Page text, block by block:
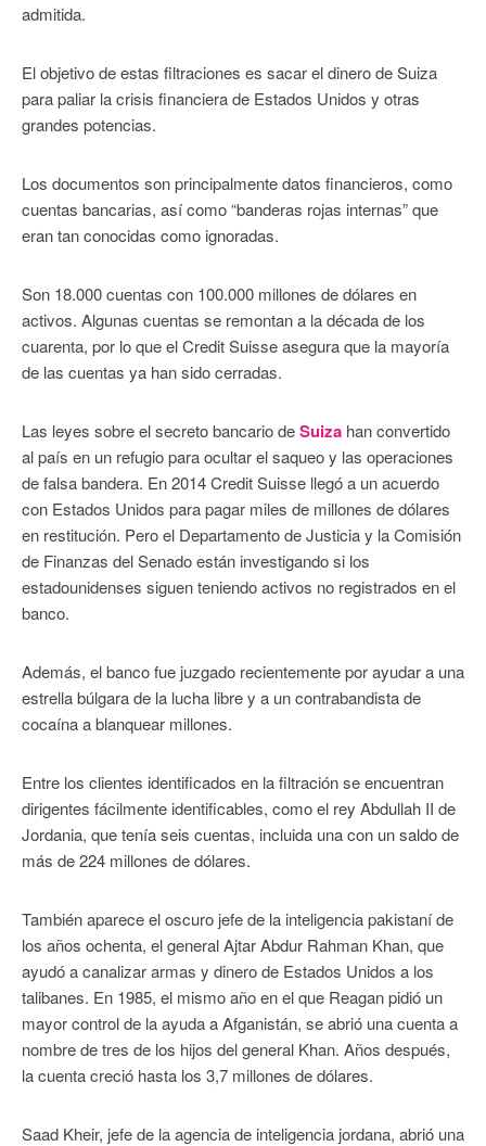
admitida.
El objetivo de estas filtraciones es sacar el dinero de Suiza
para paliar la crisis financiera de Estados Unidos y otras
grandes potencias.
Los documentos son principalmente datos financieros, como
cuentas bancarias, así como “banderas rojas internas” que
eran tan conocidas como ignoradas.
Son 18.000 cuentas con 100.000 millones de dólares en
activos. Algunas cuentas se remontan a la década de los
cuarenta, por lo que el Credit Suisse asegura que la mayoría
de las cuentas ya han sido cerradas.
Las leyes sobre el secreto bancario deSuiza han convertido
al país en un refugio para ocultar el saqueo y las operaciones
de falsa bandera. En 2014 Credit Suisse llegó a un acuerdo
con Estados Unidos para pagar miles de millones de dólares
en restitución. Pero el Departamento de Justicia y la Comisión
de Finanzas del Senado están investigando si los
estadounidenses siguen teniendo activos no registrados en el
banco.
Además, el banco fue juzgado recientemente por ayudar a una
estrella búlgara de la lucha libre y a un contrabandista de
cocaína a blanquear millones.
Entre los clientes identificados en la filtración se encuentran
dirigentes fácilmente identificables, como el rey Abdullah II de
Jordania, que tenía seis cuentas, incluida una con un saldo de
más de 224 millones de dólares.
También aparece el oscuro jefe de la inteligencia pakistaní de
los años ochenta, el general Ajtar Abdur Rahman Khan, que
ayudó a canalizar armas y dinero de Estados Unidos a los
talibanes. En 1985, el mismo año en el que Reagan pidió un
mayor control de la ayuda a Afganistán, se abrió una cuenta a
nombre de tres de los hijos del general Khan. Años después,
la cuenta creció hasta los 3,7 millones de dólares.
Saad Kheir, jefe de la agencia de inteligencia jordana, abrió una